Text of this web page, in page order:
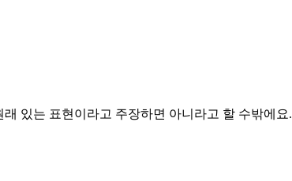
있는 표현이라고 주장하면 아니라고 할 수밖에요.